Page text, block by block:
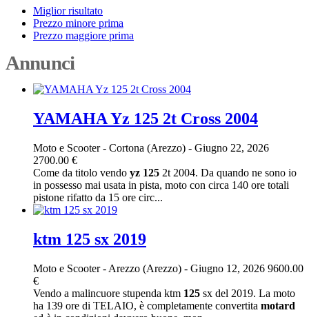
Miglior risultato
Prezzo minore prima
Prezzo maggiore prima
Annunci
YAMAHA Yz 125 2t Cross 2004
Moto e Scooter- Cortona (Arezzo) - Giugno 22, 2026
2700.00 €
Come da titolo vendo yz 125 2t 2004. Da quando ne sono io
in possesso mai usata in pista, moto con circa 140 ore totali
pistone rifatto da 15 ore circ...
ktm 125 sx 2019
Moto e Scooter- Arezzo (Arezzo) - Giugno 12, 2026 9600.00
€
Vendo a malincuore stupenda ktm 125 sx del 2019. La moto
ha 139 ore di TELAIO, è completamente convertita motard